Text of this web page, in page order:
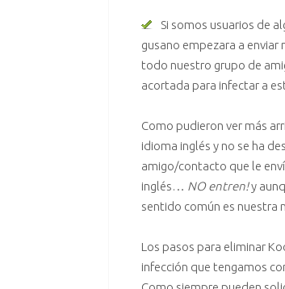
Si somos usuarios de
gusano empezara a
todo nuestro grupo de
acortada para infectar a
Como pudieron ver más
idioma inglés y no se ha
amigo/contacto que le
inglés… NO entren!y
sentido común es nuestra
Los pasos para eliminar
infección que tengamos